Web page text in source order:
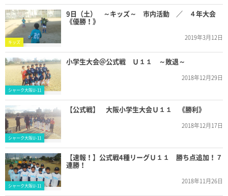
キッズ
9日（土） ～キッズ～ 市内活動 ／ ４年大会
《優勝！》
2019年3月12日
シャーク大阪U-11
小学生大会＠公式戦 Ｕ１１ ～敗退～
2018年12月29日
シャーク大阪U-11
【公式戦】 大阪小学生大会Ｕ１１ 《勝利》
2018年12月17日
シャーク大阪U-11
【速報！】公式戦4種リーグＵ１１ 勝ち点追加！７
連勝！
2018年11月26日